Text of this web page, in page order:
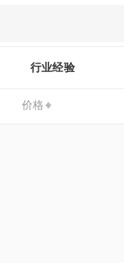
行业经验
价格